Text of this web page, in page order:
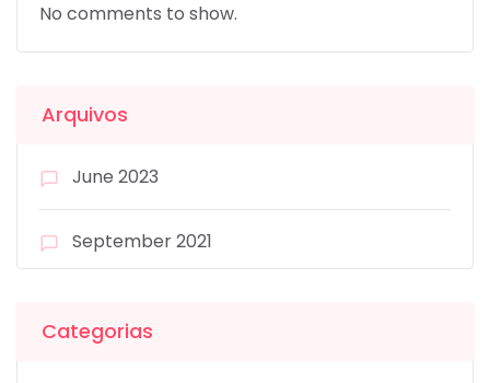
No comments to show.
Arquivos
June 2023
September 2021
Categorias